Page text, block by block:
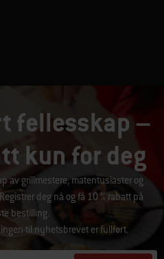
fellesskap –
kun for deg
av grillmestere, matentusiaster og
deg nå og få 10 % rabatt på
bestilling.
til nyhetsbrevet er fullført.